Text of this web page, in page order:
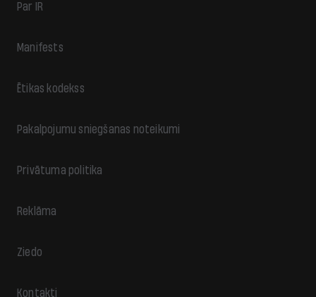
Par IR
Manifests
Ētikas kodekss
Pakalpojumu sniegšanas noteikumi
Privātuma politika
Reklāma
Ziedo
Kontakti